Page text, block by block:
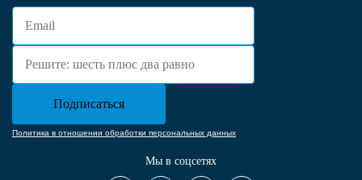
Политика в отношении обработки персональных данных
Мы в соцсетях